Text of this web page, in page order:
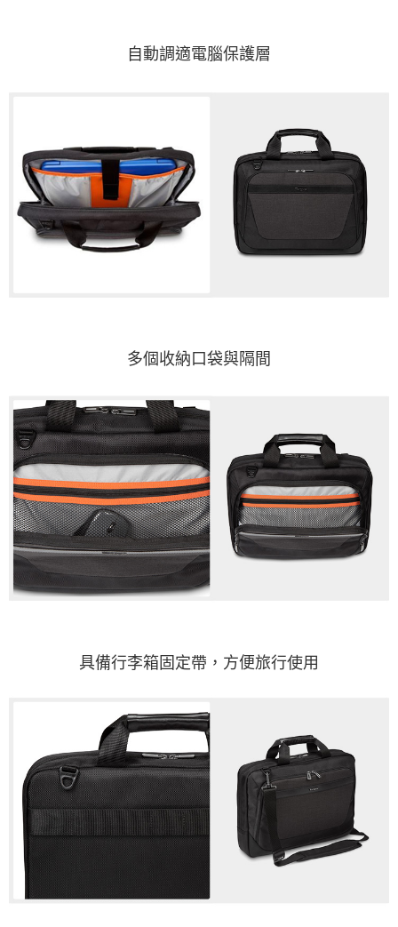
自動調適電腦保護層
多個收納口袋與隔間
具備行李箱固定帶，方便旅行使用